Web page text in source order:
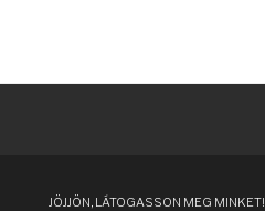
JÖJJÖN, LÁTOGASSON MEG MINKET!